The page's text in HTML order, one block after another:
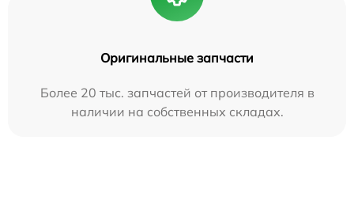
Оригинальные запчасти
Более 20 тыс. запчастей от производителя в
наличии на собственных складах.